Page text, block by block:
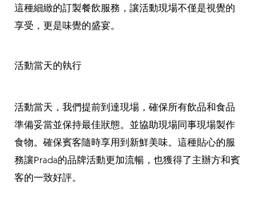
這種細緻的訂製餐飲服務，讓活動現場不僅是視覺的
享受，更是味覺的盛宴。
活動當天的執行
活動當天，我們提前到達現場，確保所有飲品和食品
準備妥當並保持最佳狀態。並協助現場同事現場製作
食物。確保賓客隨時享用到新鮮美味。這種貼心的服
務讓Prada的品牌活動更加流暢，也獲得了主辦方和賓
客的一致好評。